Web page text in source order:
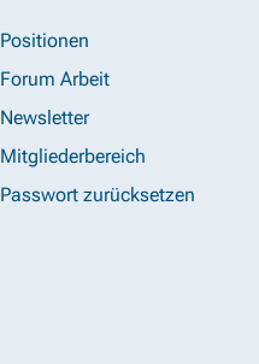
Positionen
Forum Arbeit
Newsletter
Mitgliederbereich
Passwort zurücksetzen